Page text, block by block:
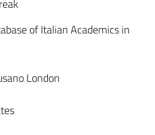
of Italian Academics in
London